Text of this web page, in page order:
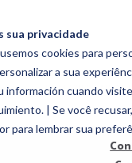
sua privacidade
cookies para
a sua
información cuando
| Se você
para lembrar sua
EMPLOYEE